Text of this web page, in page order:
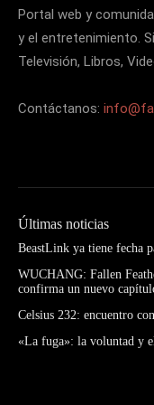
Portal web y
y el entretenimiento.
Televisión, Libros,
Contáctanos:
Últimas noticias
BeastLink ya tiene fecha
WUCHANG: Fallen
confirma un nuevo
Celsius 232: encuentro
«La fuga»: la voluntad y